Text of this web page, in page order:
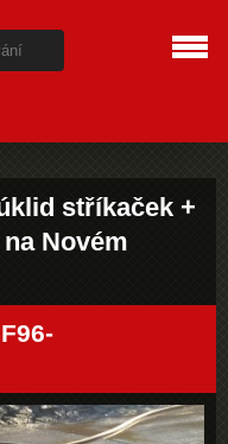
stříkaček +
Novém